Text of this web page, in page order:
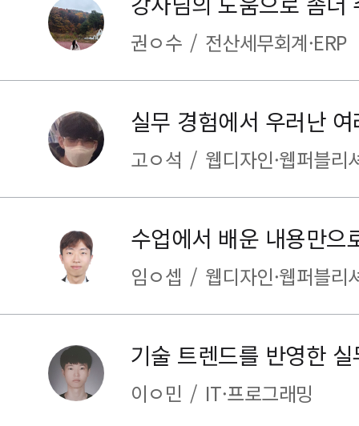
권ㅇ수 / 전산세무회계·ERP
고ㅇ석 / 웹디자인·웹퍼블리
임ㅇ셉 / 웹디자인·웹퍼블리
이ㅇ민 / IT·프로그래밍